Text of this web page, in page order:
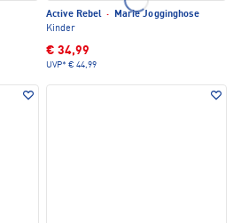
Active Rebel ·
Marie Jogginghose
Kinder
€ 34,99
UVP* € 44,99